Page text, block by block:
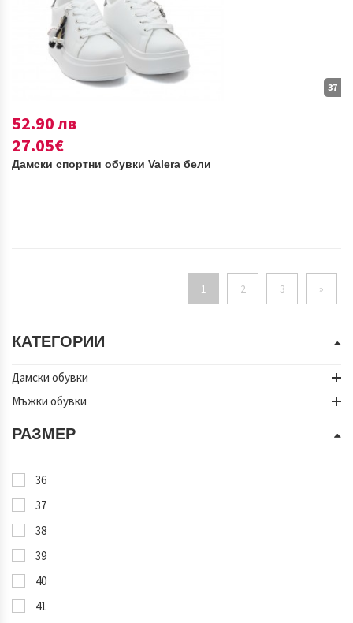
37
52.90 лв
27.05€
Дамски спортни обувки Valera бели
1 (current)
2 3 »
КАТЕГОРИИ
Дамски обувки
Мъжки обувки
РАЗМЕР
36
37
38
39
40
41